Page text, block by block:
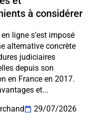
à considérer
ligne s’est imposé
alternative concrète
judiciaires
depuis son
en France en 2017.
et...
29/07/2026